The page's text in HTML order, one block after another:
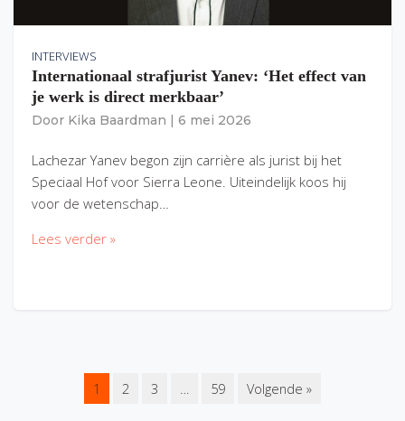
INTERVIEWS
Internationaal strafjurist Yanev: ‘Het effect van
je werk is direct merkbaar’
Door Kika Baardman 6 mei 2026
Lachezar Yanev begon zijn carrière als jurist bij het
Speciaal Hof voor Sierra Leone. Uiteindelijk koos hij
voor de wetenschap…
Lees verder »
1 2 3 … 59 Volgende »